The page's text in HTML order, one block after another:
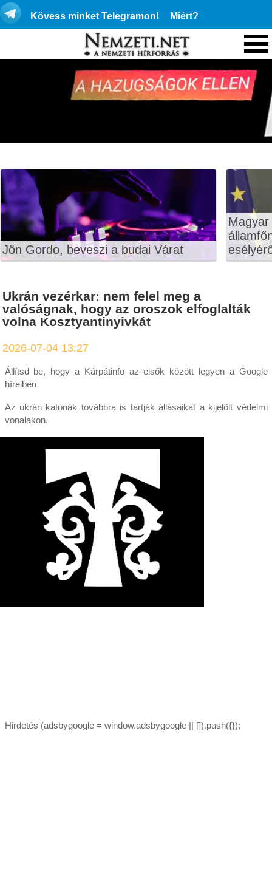
Kövess minket Telegramon! Miért?
Jön Gordo, beveszi a budai Várat
Ukrán vezérkar: nem felel meg a
valóságnak, hogy az oroszok elfoglalták
volna Kosztyantinyivkát
2026-07-04 13:27
Állítsd be, hogy a Kárpátinfo az elsők között legyen a Google
híreiben
Az ukrán katonák továbbra is tartják állásaikat a kijelölt védelmi
vonalakon.
Hirdetés (adsbygoogle = window.adsbygoogle || []).push({});